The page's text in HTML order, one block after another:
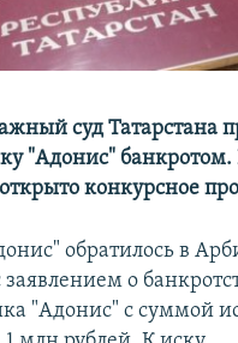
РС
суд Татарстана
"Адонис" банкротом.
конкурсное
обратилось в
заявлением о
"Адонис" с суммой